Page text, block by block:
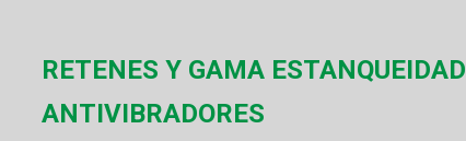
RETENES Y GAMA ESTANQUEIDAD
ANTIVIBRADORES